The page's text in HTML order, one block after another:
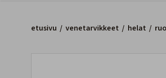
etusivu / venetarvikkeet / helat /